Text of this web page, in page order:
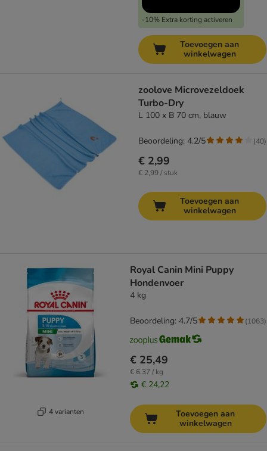
-10% Extra korting activeren
Toevoegen aan
winkelwagen
zoolove Microvezeldoek
Turbo-Dry
L 100 x B 70 cm, blauw
€ 2,99
€ 2,99 / stuk
Beoordeling: 4.2/5 (40)
Toevoegen aan
winkelwagen
4 varianten
Royal Canin Mini Puppy
Hondenvoer
4 kg
€ 25,49
€ 6,37 / kg
€ 24,22
Beoordeling: 4.7/5 (1063)
Toevoegen aan
winkelwagen